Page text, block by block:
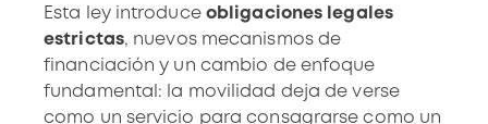
Esta ley introduce obligaciones legales
estrictas, nuevos mecanismos de
financiación y un cambio de enfoque
fundamental: la movilidad deja de verse
como un servicio para consagrarse como un